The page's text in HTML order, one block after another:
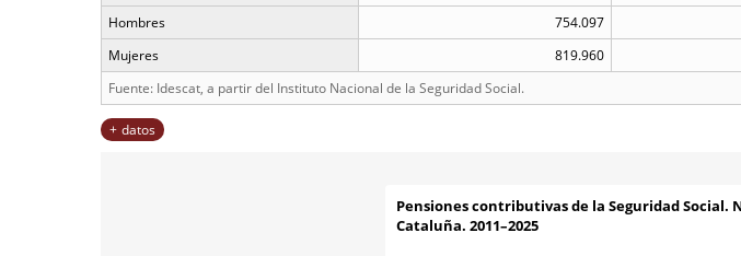
Hombres
754.097
Mujeres
819.960
Fuente: Idescat, a partir del Instituto Nacional de la Seguridad Social.
datos